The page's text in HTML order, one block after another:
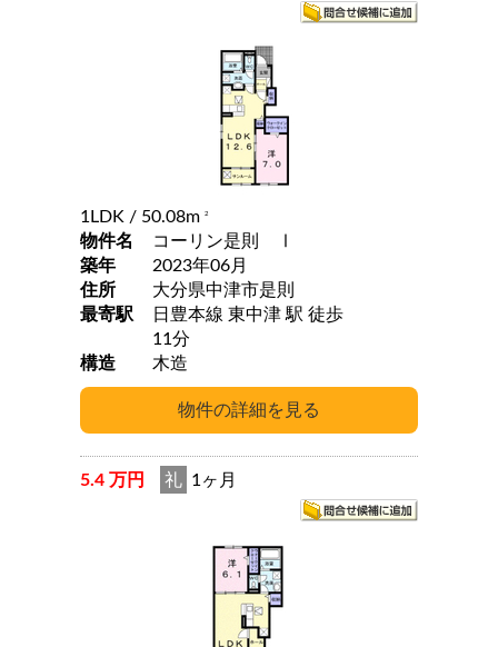
1LDK / 50.08m 2
物件名
コーリン是則 Ⅰ
築年
2023年06月
住所
大分県中津市是則
最寄駅
日豊本線 東中津 駅 徒歩
11分
構造
木造
5.4 万円 礼 1ヶ月